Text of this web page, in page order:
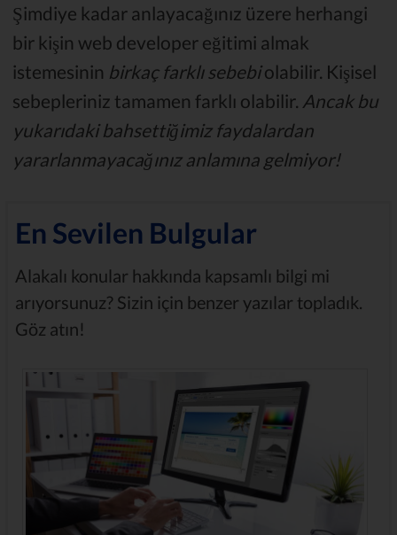
Şimdiye kadar anlayacağınız üzere herhangi
bir kişin web developer eğitimi almak
istemesinin birkaç farklı sebebiolabilir. Kişisel
sebepleriniz tamamen farklı olabilir. Ancak bu
yukarıdaki bahsettiğimiz faydalardan
yararlanmayacağınız anlamına gelmiyor!
En Sevilen Bulgular
Alakalı konular hakkında kapsamlı bilgi mi
arıyorsunuz? Sizin için benzer yazılar topladık.
Göz atın!